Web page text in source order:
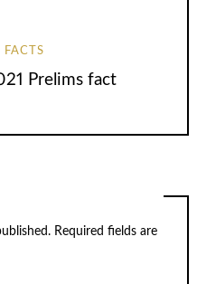
FACTS
Prelims fact
Required fields are